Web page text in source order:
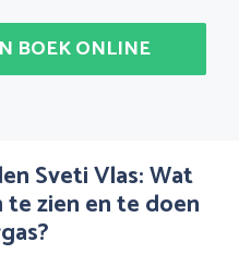
BOEK ONLINE
Sveti Vlas: Wat
zien en te doen